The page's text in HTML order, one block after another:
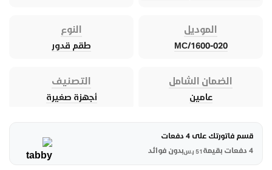
الموديل
MC/1600-020
النوع
طقم قدور
الضمان الشامل
عامين
التصنيف
أجهزة صغيرة
قسم فاتورتك على 4 دفعات
4 دفعات بقيمة
51 ر.سبدون فوائد